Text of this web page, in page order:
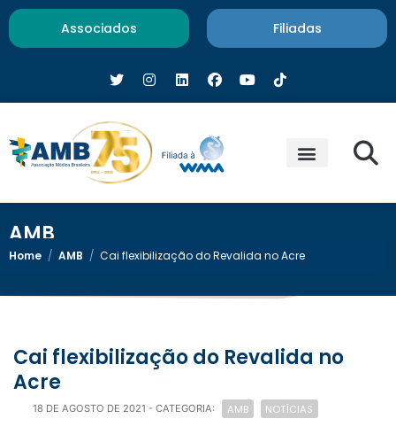
Associados Filiadas
AMB
Home / AMB / Cai flexibilização do Revalida no Acre
Cai flexibilização do Revalida no
Acre
18 DE AGOSTO DE 2021 - CATEGORIA: AMB NOTÍCIAS